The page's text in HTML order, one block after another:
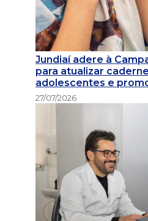
Jundiaí adere à
para atualizar
adolescentes e
27/07/2026